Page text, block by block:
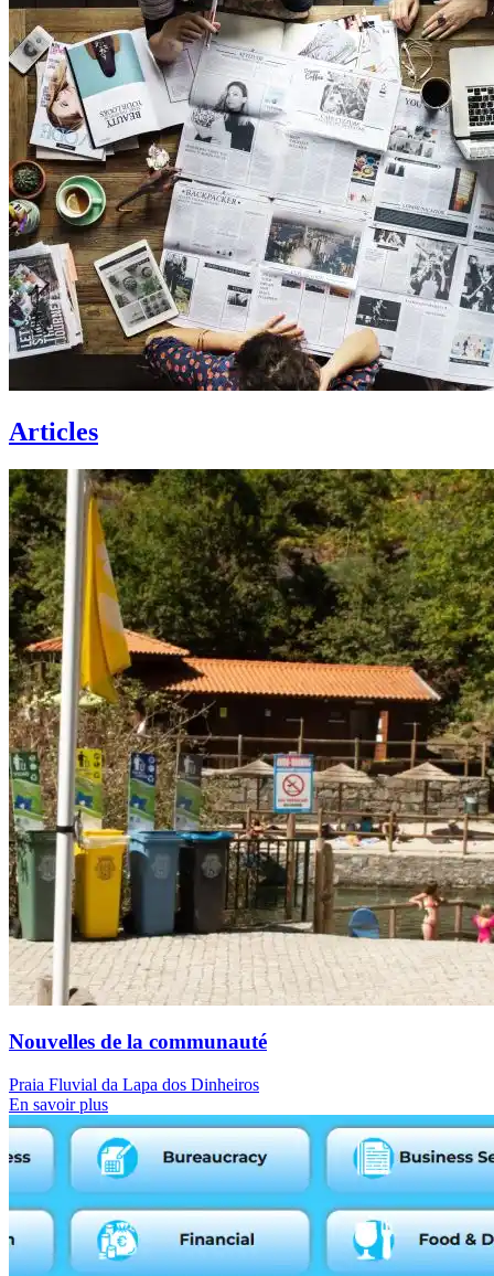
Articles
Nouvelles de la communauté
Praia Fluvial da Lapa dos Dinheiros
En savoir plus